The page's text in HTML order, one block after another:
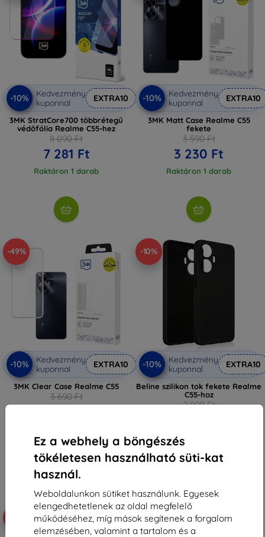
Ez a webhely a böngészés
tökéletesen használható süti-kat
használ.
Weboldalunkon sütiket használunk. Egyesek
elengedhetetlenek az oldal megfelelő
működéséhez, míg mások segítenek a forgalom
elemzésében, valamint a tartalom és a
-10%
Kedvezmény
kuponnal
EXTRA10
3MK StratCore700 többrétegű
védőfólia Realme C55-hez
8 090 Ft
7 281 Ft
Raktáron 1 darab
-10%
Kedvezmény
kuponnal
EXTRA10
3MK Matt Case Realme C55
fekete
3 590 Ft
3 230 Ft
Raktáron 1 darab
-49%
-10%
Kedvezmény
kuponnal
EXTRA10
3MK Clear Case Realme C55
3 690 Ft
-10%
-10%
Kedvezmény
kuponnal
EXTRA10
Beline szilikon tok fekete Realme
C55-hoz
2 890 Ft
Raktáron 5 darab
-52%